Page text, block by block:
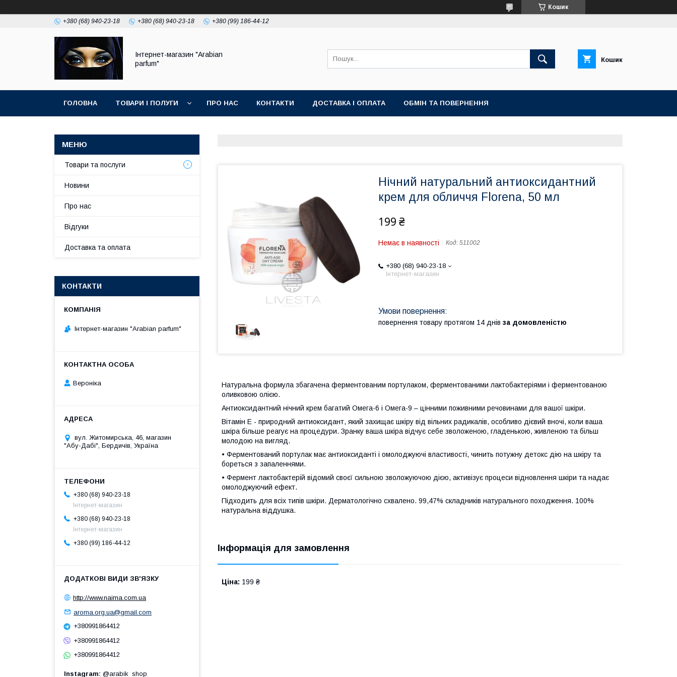
Кошик
+380 (68) 940-23-18 +380 (68) 940-23-18 +380 (99) 186-44-12
Інтернет-магазин "Arabian
parfum"
Кошик
ГОЛОВНА ТОВАРИ І ПОЛУГИ ПРО НАС КОНТАКТИ ДОСТАВКА І ОПЛАТА ОБМІН ТА ПОВЕРНЕННЯ
Нічний натуральний антиоксидантний
крем для обличчя Florena, 50 мл
199 ₴
Немає в наявності Код: 511002
+380 (68) 940-23-18
Інтернет-магазин
повернення товару протягом 14 днів за домовленістю
Натуральна формула збагачена ферментованим портулаком, ферментованими лактобактеріями і ферментованою
оливковою олією.
Антиоксидантний нічний крем багатий Омега-6 і Омега-9 – цінними поживними речовинами для вашої шкіри.
Вітамін Е - природний антиоксидант, який захищає шкіру від вільних радикалів, особливо дієвий вночі, коли ваша
шкіра більше реагує на процедури. Зранку ваша шкіра відчує себе зволоженою, гладенькою, живленою та більш
молодою на вигляд.
• Ферментований портулак має антиоксиданті і омолоджуючі властивості, чинить потужну детокс дію на шкіру та
бореться з запаленнями.
• Фермент лактобактерій відомий своєї сильною зволожуючою дією, активізує процеси відновлення шкіри та надає
омолоджуючий ефект.
Підходить для всіх типів шкіри. Дерматологічно схвалено. 99,47% складників натурального походження. 100%
натуральна віддушка.
Інформація для замовлення
Ціна: 199 ₴
Товари та послуги
Новини
Про нас
Відгуки
Доставка та оплата
КОНТАКТИ
Інтернет-магазин "Arabian parfum"
Вероніка
вул. Житомирська, 46, магазин
"Абу-Дабі", Бердичів, Україна
+380 (68) 940-23-18
Інтернет-магазин
+380 (68) 940-23-18
Інтернет-магазин
+380 (99) 186-44-12
http://www.naima.com.ua
aroma.org.ua@gmail.com
+380991864412
+380991864412
+380991864412
Instagram @arabik_shop